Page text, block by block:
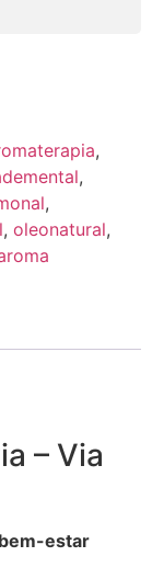
,
,
,
, oleonatural,
– Via
estar